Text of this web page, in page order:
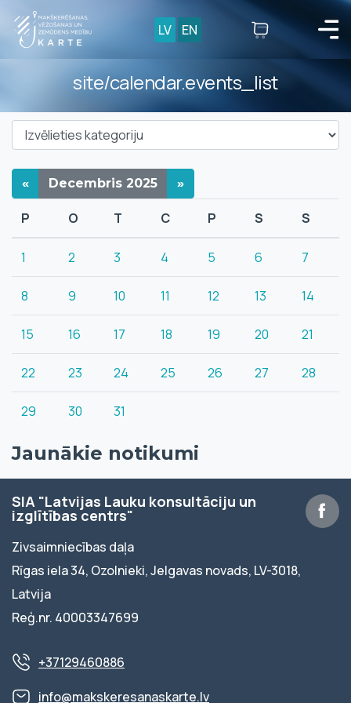
LV EN
site/calendar.events_list
« Decembris 2025 »
P O T C P S S
1 2 3 4 5 6 7
8 9 10 11 12 13 14
15 16 17 18 19 20 21
22 23 24 25 26 27 28
29 30 31
Jaunākie notikumi
SIA "Latvijas Lauku konsultāciju un
izglītības centrs"
Zivsaimniecības daļa
Rīgas iela 34, Ozolnieki, Jelgavas novads, LV-3018,
Latvija
Reģ.nr. 40003347699
+37129460886
info@makskeresanaskarte.lv